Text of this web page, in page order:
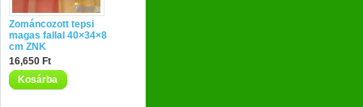
Zománcozott tepsi
magas fallal 40×34×8
cm ZNK
16,650 Ft
Kosárba